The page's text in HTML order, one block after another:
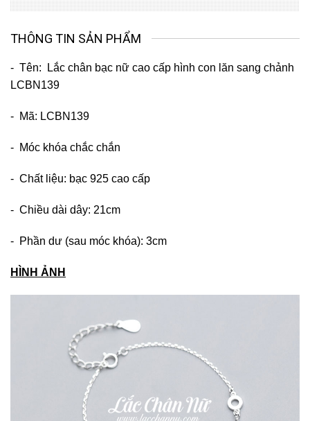
THÔNG TIN SẢN PHẨM
- Tên:
Lắc chân bạc nữ cao cấp hình con lăn sang chảnh
LCBN139
- Mã: LCBN139
- Móc khóa chắc chắn
- Chất liệu: bạc 925 cao cấp
- Chiều dài dây: 21cm
- Phần dư (sau móc khóa): 3cm
HÌNH ẢNH